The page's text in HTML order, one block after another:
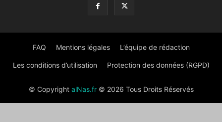
FAQ Mentions légales L’équipe de rédaction
Les conditions d’utilisation Protection des données (RGPD)
© Copyright alNas.fr© 2026 Tous Droits Réservés